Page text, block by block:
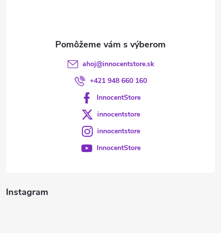
Instagram
ahoj@innocentstore.sk
+421 948 660 160
InnocentStore
innocentstore
innocentstore
InnocentStore